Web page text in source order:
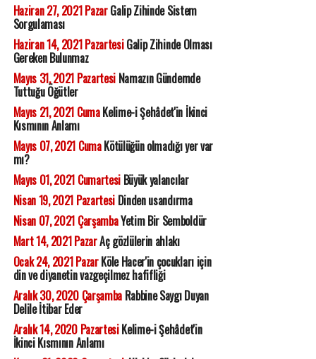
Haziran 27, 2021 PazarGalip Zihinde Sistem
Sorgulaması
Haziran 14, 2021 PazartesiGalip Zihinde Olması
Gereken Bulunmaz
Mayıs 31, 2021 PazartesiNamazın Gündemde
Tuttuğu Öğütler
Mayıs 21, 2021 CumaKelime-i Şehâdet'in İkinci
Kısmının Anlamı
Mayıs 07, 2021 CumaKötülüğün olmadığı yer var
mı?
Mayıs 01, 2021 CumartesiBüyük yalancılar
Nisan 19, 2021 PazartesiDinden usandırma
Nisan 07, 2021 ÇarşambaYetim Bir Semboldür
Mart 14, 2021 PazarAç gözlülerin ahlakı
Ocak 24, 2021 PazarKöle Hacer'in çocukları için
din ve diyanetin vazgeçilmez hafifliği
Aralık 30, 2020 ÇarşambaRabbine Saygı Duyan
Delile İtibar Eder
Aralık 14, 2020 PazartesiKelime-i Şehâdet'in
İkinci Kısmının Anlamı